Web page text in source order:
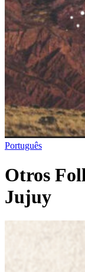
Português
Otros
Jujuy